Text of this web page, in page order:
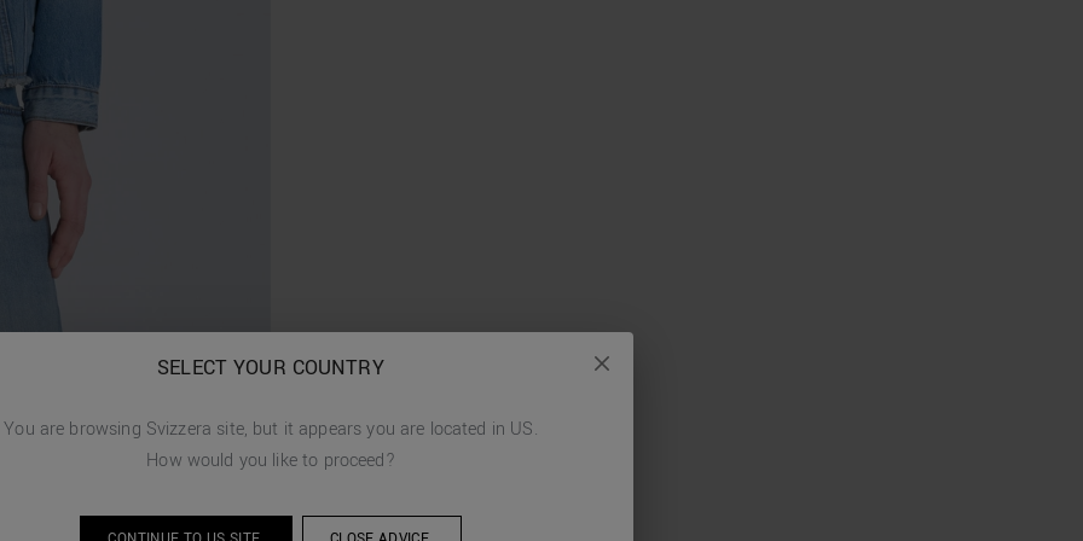
SELECT YOUR COUNTRY
You are browsing Svizzera site, but it appears you are located in US.
How would you like to proceed?